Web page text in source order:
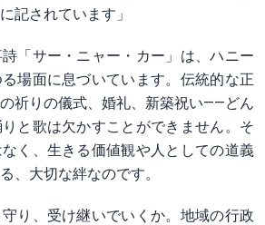
記されています」
「サー・ニャー・カー」は、ハニー
場面に息づいています。伝統的な正
祈りの儀式、婚礼、新築祝い——どん
と歌は欠かすことができません。そ
く、生きる価値観や人としての道義
、大切な絆なのです。
り、受け継いでいくか。地域の行政